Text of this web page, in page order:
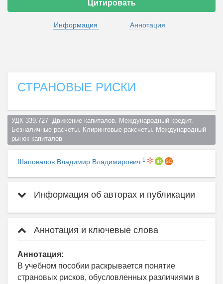
Цитировать
Информация Аннотация
СТРАНОВЫЕ РИСКИ
УДК 339.727  Движение капиталов. Международный кредит.
Безналичные расчеты. Клиринговые раксчеты. Международный
рынок капиталов
Шаповалов Владимир Владимирович 1
Информация об авторах и публикации
Аннотация и ключевые слова
Аннотация:
В учебном пособии раскрывается понятие
страновых рисков, обусловленных различиями в